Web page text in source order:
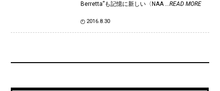
Berretta”も記憶に新しい〈NAA...READ MORE
2016.8.30